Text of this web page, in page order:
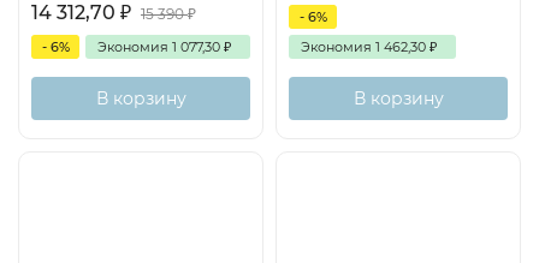
14 312,70 ₽ 15 390₽
- 6% Экономия 1 077,30 ₽
В корзину
- 6%
Экономия 1 462,30 ₽
В корзину